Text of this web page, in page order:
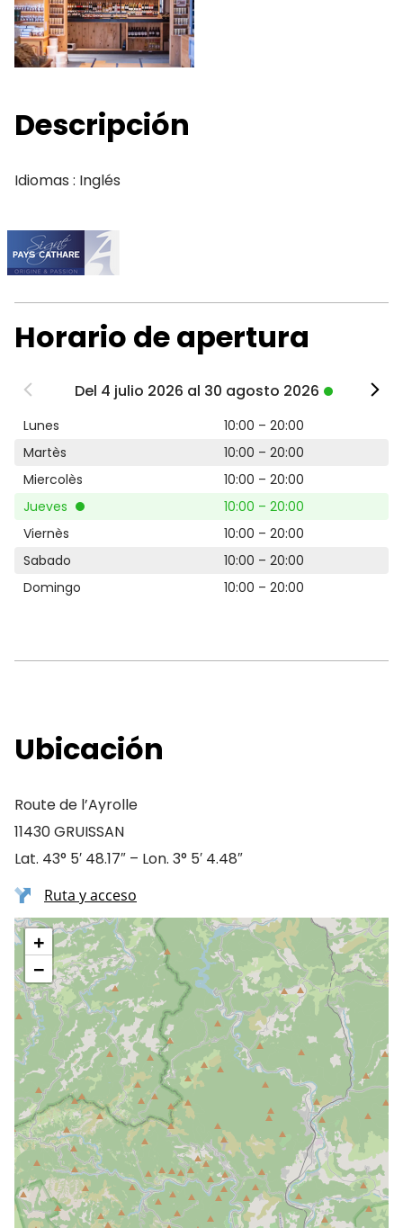
Descripción
Idiomas : Inglés
Horario de apertura
Del 4 julio 2026 al 30 agosto 2026
Lunes
10:00 – 20:00
Martès
10:00 – 20:00
Miercolès
10:00 – 20:00
Jueves
10:00 – 20:00
Viernès
10:00 – 20:00
Sabado
10:00 – 20:00
Domingo
10:00 – 20:00
Ubicación
Route de l’Ayrolle
11430 GRUISSAN
Lat. 43° 5′ 48.17″ – Lon. 3° 5′ 4.48″
Ruta y acceso
+
−